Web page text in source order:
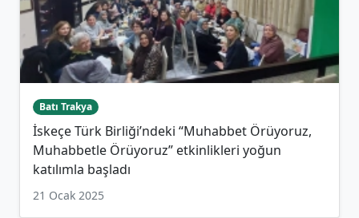
Batı Trakya
İskeçe Türk Birliği’ndeki “Muhabbet Örüyoruz,
Muhabbetle Örüyoruz” etkinlikleri yoğun
katılımla başladı
21 Ocak 2025